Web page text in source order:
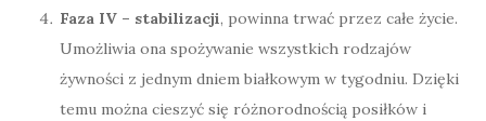
Faza IV – stabilizacji, powinna trwać przez całe życie.
Umożliwia ona spożywanie wszystkich rodzajów
żywności z jednym dniem białkowym w tygodniu. Dzięki
temu można cieszyć się różnorodnością posiłków i